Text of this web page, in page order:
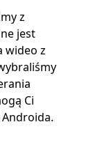
z
jest
wideo z
Ci